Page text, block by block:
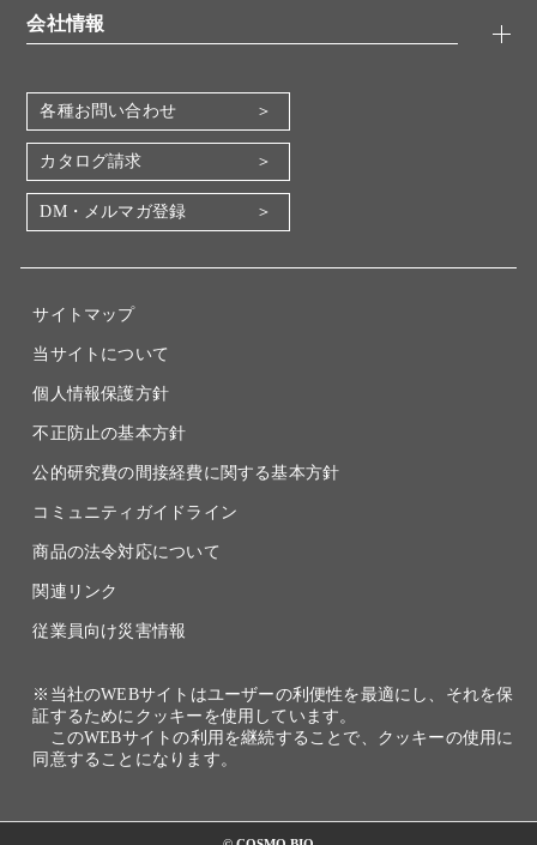
機器・消耗品
会社情報
会社概要
地図・アクセス（本社）
IR情報
電子公告
各種お問い合わせ
カタログ請求
DM・メルマガ登録
サイトマップ
当サイトについて
個人情報保護方針
不正防止の基本方針
公的研究費の間接経費に関する基本方針
コミュニティガイドライン
商品の法令対応について
関連リンク
従業員向け災害情報
※当社のWEBサイトはユーザーの利便性を最適にし、それを保
証するためにクッキーを使用しています。
このWEBサイトの利用を継続することで、クッキーの使用に
同意することになります。